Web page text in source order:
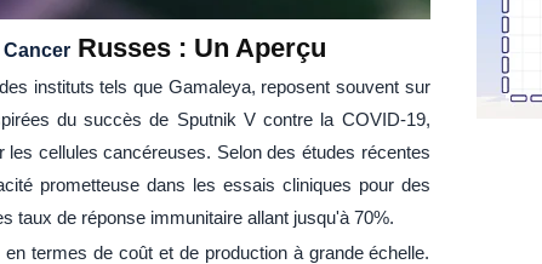
Russes : Un Aperçu
instituts tels que Gamaleya, reposent souvent sur
du succès de Sputnik V contre la COVID-19,
cellules cancéreuses. Selon des études récentes
prometteuse dans les essais cliniques pour des
taux de réponse immunitaire allant jusqu'à 70%.
termes de coût et de production à grande échelle.